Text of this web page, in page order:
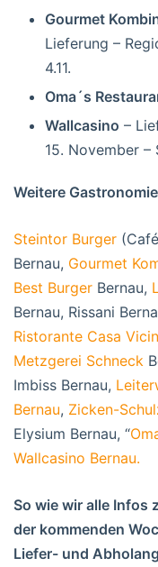
Gourmet
Lieferung –
4.11.
Oma´s
Wallcasino –
15. November –
Weitere
Steintor Burger
Bernau, Gourmet
Best Burger Bernau,
Bernau, Rissani
Ristorante Casa
Metzgerei Schneck
Imbiss Bernau,
Bernau, Zicken-
Elysium Bernau, “
Wallcasino Bernau.
So wie wir alle Infos
der kommenden
Liefer- und